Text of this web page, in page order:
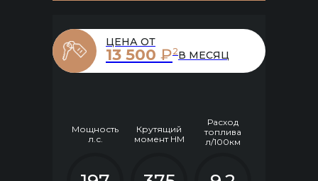
Мощность
л.с.
Крутящий
момент НМ
Расход
топлива
л/100км
ЦЕНА ОТ
13 500 ₽2В МЕСЯЦ